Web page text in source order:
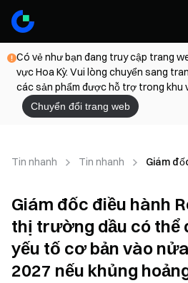
Có vẻ như bạn đang truy cập trang
vực Hoa Kỳ. Vui lòng chuyển sang
các sản phẩm được hỗ trợ trong khu
Chuyển đổi trang web
Tin nhanh Tin nhanh Giám
Giám đốc điều hành
thị trường dầu có thể
yếu tố cơ bản vào
2027 nếu khủng